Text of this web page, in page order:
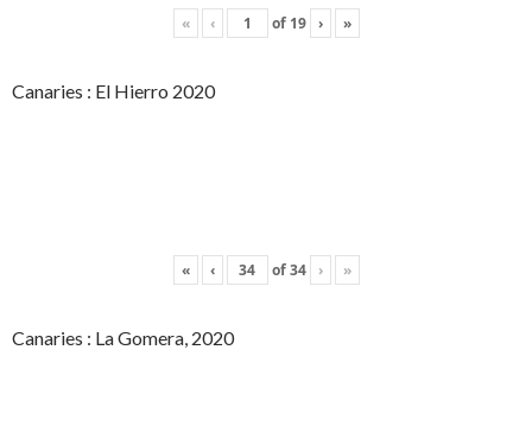
« ‹ of 19 › »
Canaries : El Hierro 2020
« ‹ of34 › »
Canaries : La Gomera, 2020